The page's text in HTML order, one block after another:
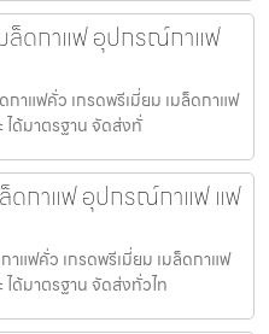
มล็ดกาแฟ อุปกรณ์กาแฟ
กาแฟคั่ว เกรดพรีเมี่ยม เมล็ดกาแฟ
ด้มาตรฐาน จัดส่งทั่
ดกาแฟ อุปกรณ์กาแฟ แฟ
าแฟคั่ว เกรดพรีเมี่ยม เมล็ดกาแฟ
ด้มาตรฐาน จัดส่งทั่วไท